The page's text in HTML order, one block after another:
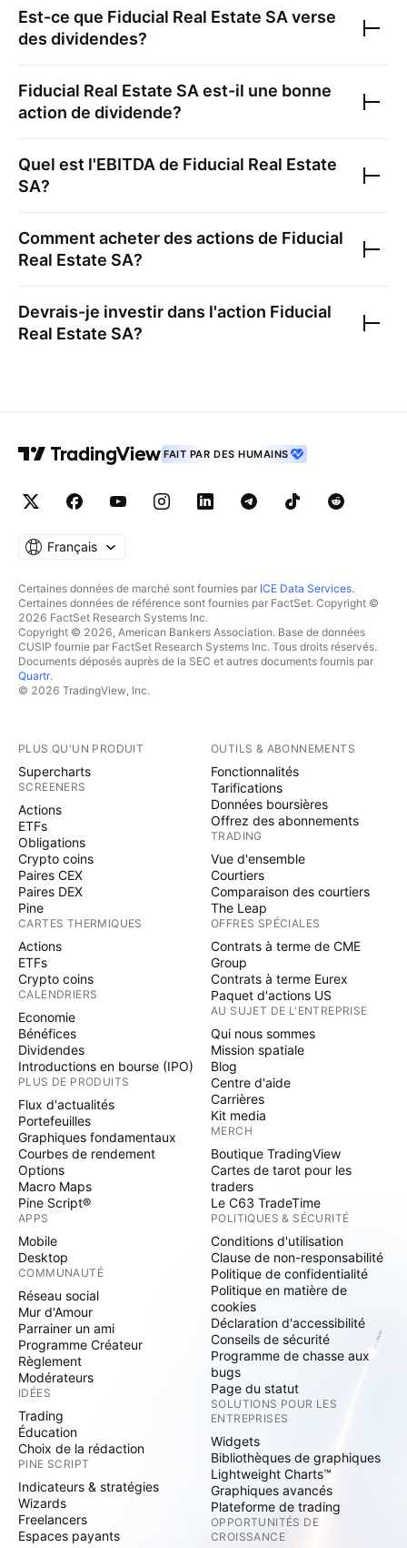
Est-ce que Fiducial Real Estate SA verse
des dividendes?
Fiducial Real Estate SA est-il une bonne
action de dividende?
Quel est l'EBITDA de Fiducial Real Estate
SA?
Comment acheter des actions de Fiducial
Real Estate SA?
Devrais-je investir dans l'action Fiducial
Real Estate SA?
FAIT PAR DES HUMAINS
Français
Certaines données de marché sont fournies par ICE Data Services.
Certaines données de référence sont fournies par FactSet. Copyright ©
2026 FactSet Research Systems Inc.
Copyright © 2026, American Bankers Association. Base de données
CUSIP fournie par FactSet Research Systems Inc. Tous droits réservés.
Documents déposés auprès de la SEC et autres documents fournis par
Quartr.
© 2026 TradingView, Inc.
PLUS QU'UN PRODUIT
Supercharts
SCREENERS
Actions
ETFs
Obligations
Crypto coins
Paires CEX
Paires DEX
Pine
CARTES THERMIQUES
Actions
ETFs
Crypto coins
CALENDRIERS
Economie
Bénéfices
Dividendes
Introductions en bourse (IPO)
PLUS DE PRODUITS
Flux d'actualités
Portefeuilles
Graphiques fondamentaux
Courbes de rendement
Options
Macro Maps
Pine Script®
APPS
Mobile
Desktop
COMMUNAUTÉ
Réseau social
Mur d'Amour
Parrainer un ami
Programme Créateur
Règlement
Modérateurs
IDÉES
Trading
Éducation
Choix de la rédaction
PINE SCRIPT
Indicateurs & stratégies
Wizards
Freelancers
Espaces payants
OUTILS & ABONNEMENTS
Fonctionnalités
Tarifications
Données boursières
Offrez des abonnements
TRADING
Vue d'ensemble
Courtiers
Comparaison des courtiers
The Leap
OFFRES SPÉCIALES
Contrats à terme de CME
Group
Contrats à terme Eurex
Paquet d'actions US
AU SUJET DE L'ENTREPRISE
Qui nous sommes
Mission spatiale
Blog
Centre d'aide
Carrières
Kit media
MERCH
Boutique TradingView
Cartes de tarot pour les
traders
Le C63 TradeTime
POLITIQUES & SÉCURITÉ
Conditions d'utilisation
Clause de non-responsabilité
Politique de confidentialité
Politique en matière de
cookies
Déclaration d'accessibilité
Conseils de sécurité
Programme de chasse aux
bugs
Page du statut
SOLUTIONS POUR LES
ENTREPRISES
Widgets
Bibliothèques de graphiques
Lightweight Charts™
Graphiques avancés
Plateforme de trading
OPPORTUNITÉS DE
CROISSANCE